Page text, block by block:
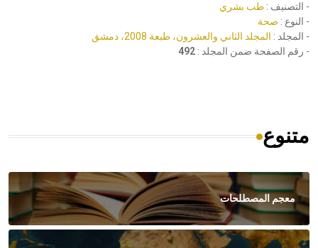
- التصنيف : طب بشري
- النوع : صحة
- المجلد : المجلد الثاني والعشرون، طبعة 2008، دمشق
- رقم الصفحة ضمن المجلد : 492
متنوع
معجم المصطلحات